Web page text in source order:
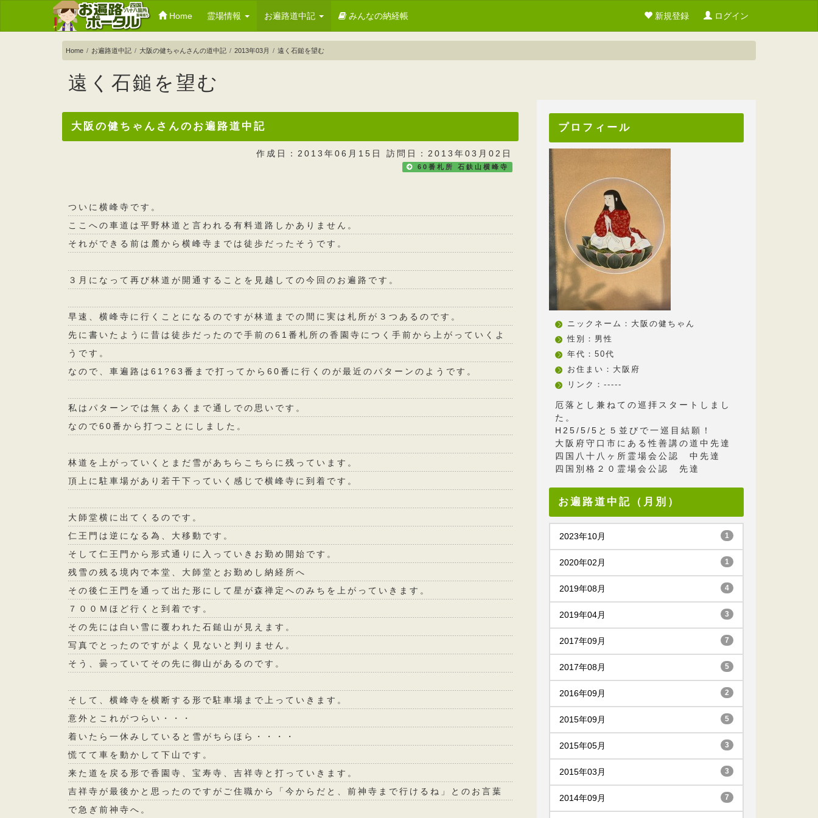
Home 霊場情報 お遍路道中記 みんなの納経帳 新規登録 ログイン
Home お遍路道中記 大阪の健ちゃんさんの道中記 2013年03月 遠く石鎚を望む
遠く石鎚を望む
大阪の健ちゃんさんのお遍路道中記
作成日：2013年06月15日 訪問日：2013年03月02日
60番札所 石鈇山横峰寺
ついに横峰寺です。
ここへの車道は平野林道と言われる有料道路しかありません。
それができる前は麓から横峰寺までは徒歩だったそうです。
３月になって再び林道が開通することを見越しての今回のお遍路です。
早速、横峰寺に行くことになるのですが林道までの間に実は札所が３つあるのです。
先に書いたように昔は徒歩だったので手前の61番札所の香園寺につく手前から上がっていくよ
うです。
なので、車遍路は61?63番まで打ってから60番に行くのが最近のパターンのようです。
私はパターンでは無くあくまで通しでの思いです。
なので60番から打つことにしました。
林道を上がっていくとまだ雪があちらこちらに残っています。
頂上に駐車場があり若干下っていく感じで横峰寺に到着です。
大師堂横に出てくるのです。
仁王門は逆になる為、大移動です。
そして仁王門から形式通りに入っていきお勤め開始です。
残雪の残る境内で本堂、大師堂とお勤めし納経所へ
その後仁王門を通って出た形にして星が森禅定へのみちを上がっていきます。
７００Ｍほど行くと到着です。
その先には白い雪に覆われた石鎚山が見えます。
写真でとったのですがよく見ないと判りません。
そう、曇っていてその先に御山があるのです。
そして、横峰寺を横断する形で駐車場まで上っていきます。
意外とこれがつらい・・・
着いたら一休みしていると雪がちらほら・・・・
慌てて車を動かして下山です。
来た道を戻る形で香園寺、宝寿寺、吉祥寺と打っていきます。
吉祥寺が最後かと思ったのですがご住職から「今からだと、前神寺まで行けるね」とのお言葉
で急ぎ前神寺へ。
プロフィール
ニックネーム：大阪の健ちゃん
性別：男性
年代：50代
お住まい：大阪府
リンク：-----
厄落とし兼ねての巡拝スタートしまし
た。
H25/5/5と５並びで一巡目結願！
大阪府守口市にある性善講の道中先達
四国八十八ヶ所霊場会公認 中先達
四国別格２０霊場会公認 先達
お遍路道中記（月別）
2023年10月 1
2020年02月 1
2019年08月 4
2019年04月 3
2017年09月 7
2017年08月 5
2016年09月 2
2015年09月 5
2015年05月 3
2015年03月 3
2014年09月 7